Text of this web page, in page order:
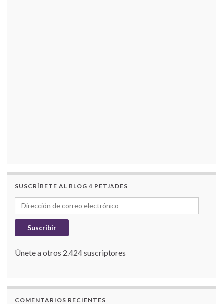
SUSCRÍBETE AL BLOG 4 PETJADES
Dirección de correo electrónico
Suscribir
Únete a otros 2.424 suscriptores
COMENTARIOS RECIENTES